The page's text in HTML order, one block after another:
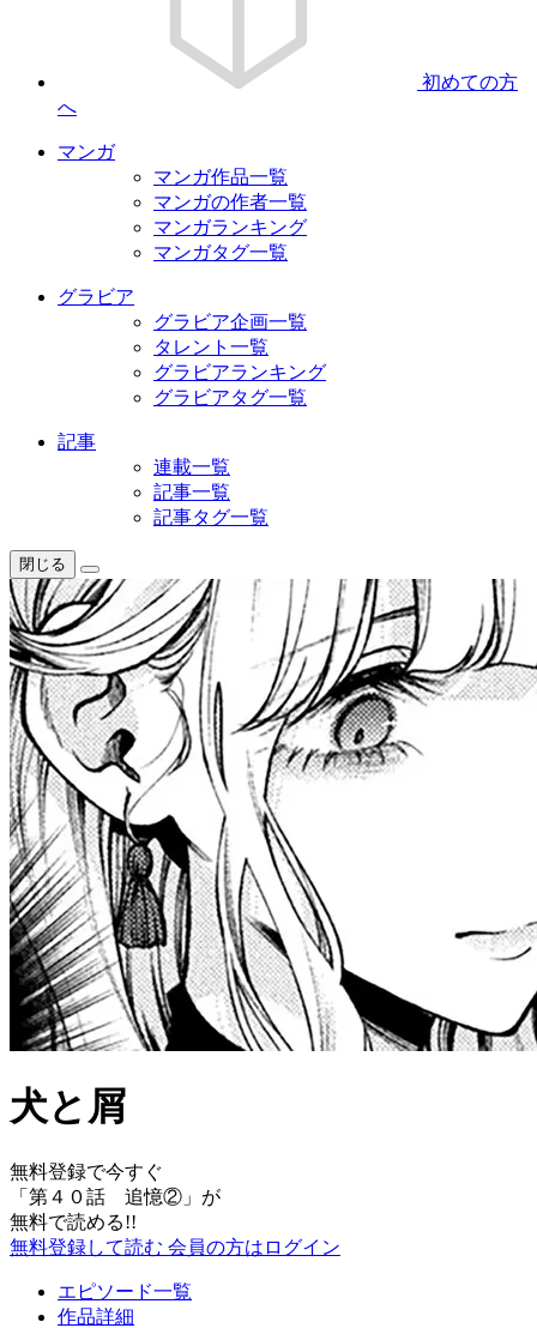
初めての方
へ
マンガ
マンガ作品一覧
マンガの作者一覧
マンガランキング
マンガタグ一覧
グラビア
グラビア企画一覧
タレント一覧
グラビアランキング
グラビアタグ一覧
記事
連載一覧
記事一覧
記事タグ一覧
閉じる
犬と屑
無料登録で今すぐ
「 第４０話 追憶② 」が
無料で読める!!
無料登録して読む 会員の方はログイン
エピソード一覧
作品詳細